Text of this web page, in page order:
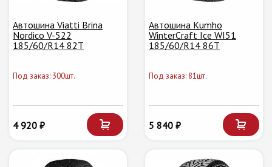
Автошина Viatti Brina
Nordico V-522
185/60/R14 82T
Под заказ: 300шт.
4 920 ₽
Автошина Kumho
WinterCraft Ice WI51
185/60/R14 86T
Под заказ: 81шт.
5 840 ₽